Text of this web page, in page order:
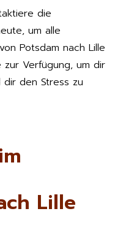
die
um alle
Potsdam nach Lille
Verfügung, um dir
den Stress zu
Lille